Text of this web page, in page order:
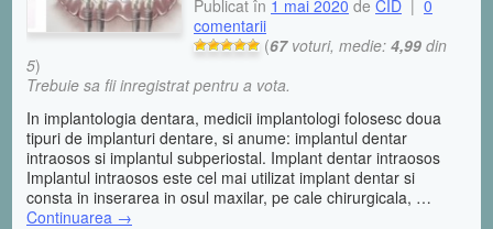
Publicat în 1 mai 2020 de CID
0
comentarii
(67voturi, medie: 4,99 din
5)
Trebuie sa fii inregistrat pentru a vota.
In implantologia dentara, medicii implantologi folosesc doua
tipuri de implanturi dentare, si anume: implantul dentar
intraosos si implantul subperiostal. Implant dentar intraosos
Implantul intraosos este cel mai utilizat implant dentar si
consta in inserarea in osul maxilar, pe cale chirurgicala, …
Continuarea →